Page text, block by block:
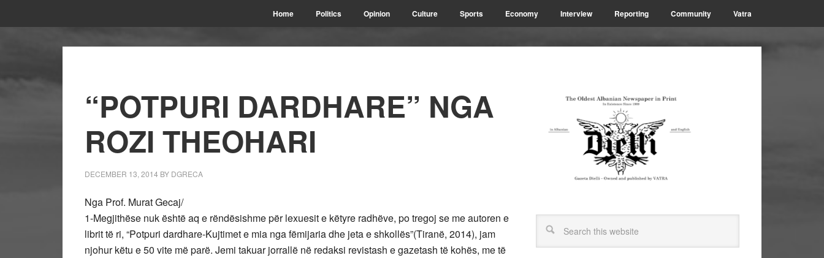
Home Politics Opinion Culture Sports Economy Interview Reporting Community Vatra
“POTPURI DARDHARE” NGA
ROZI THEOHARI
DECEMBER 13, 2014 BY DGRECA
Nga Prof. Murat Gecaj/
1-Megjithëse nuk është aq e rëndësishme për lexuesit e këtyre radhëve, po tregoj se me autoren e
librit të ri, “Potpuri dardhare-Kujtimet e mia nga fëmijaria dhe jeta e shkollës”(Tiranë, 2014), jam
njohur këtu e 50 vite më parë. Jemi takuar jorrallë në redaksi revistash e gazetash të kohës, me të